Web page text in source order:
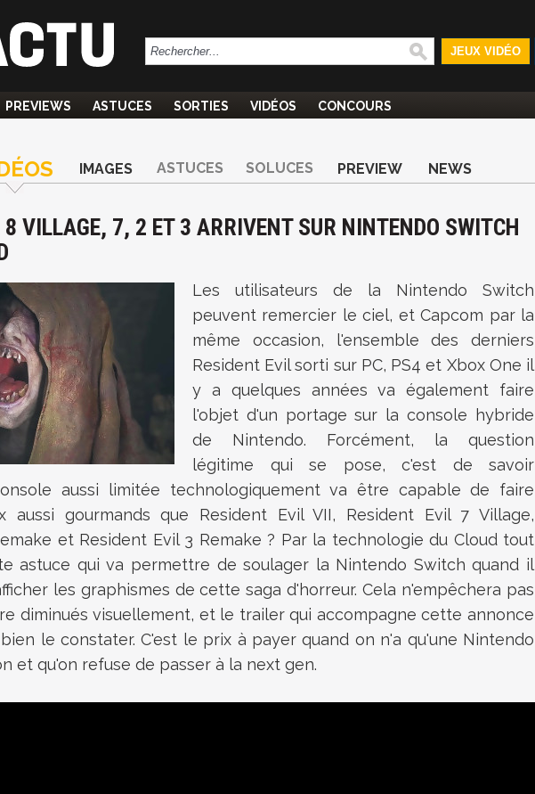
JEUX VIDÉO
PREVIEWS ASTUCES SORTIES VIDÉOS CONCOURS
IMAGES ASTUCES SOLUCES PREVIEW NEWS
8 VILLAGE, 7, 2 ET 3 ARRIVENT SUR NINTENDO SWITCH
Les utilisateurs de la Nintendo Switch
peuvent remercier le ciel, et Capcom par la
même occasion, l'ensemble des derniers
Resident Evil sorti sur PC, PS4 et Xbox One il
y a quelques années va également faire
l'objet d'un portage sur la console hybride
de Nintendo. Forcément, la question
légitime qui se pose, c'est de savoir
aussi limitée technologiquement va être capable de faire
aussi gourmands que Resident Evil VII, Resident Evil 7 Village,
et Resident Evil 3 Remake ? Par la technologie du Cloud tout
astuce qui va permettre de soulager la Nintendo Switch quand il
les graphismes de cette saga d'horreur. Cela n'empêchera pas
diminués visuellement, et le trailer qui accompagne cette annonce
le constater. C'est le prix à payer quand on n'a qu'une Nintendo
et qu'on refuse de passer à la next gen.